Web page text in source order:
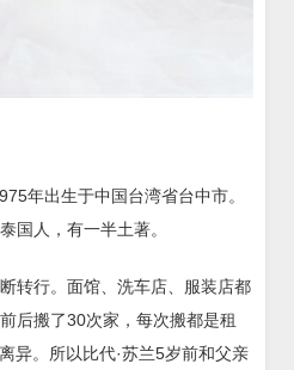
年出生于中国台湾省台中市。
国人，有一半土著。
转行。面馆、洗车店、服装店都
后搬了30次家，每次搬都是租
异。所以比代·苏兰5岁前和父亲